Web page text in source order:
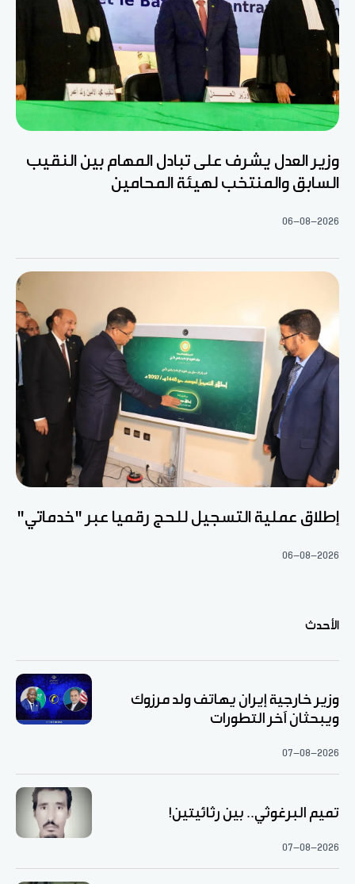
وزير العدل يشرف على تبادل المهام بين النقيب
السابق والمنتخب لهيئة المحامين
06-08-2026
إطلاق عملية التسجيل للحج رقميا عبر "خدماتي"
06-08-2026
الأحدث
وزير خارجية إيران يهاتف ولد مرزوك
ويبحثان آخر التطورات
07-08-2026
تميم البرغوثي.. بين رثائيتين!
07-08-2026